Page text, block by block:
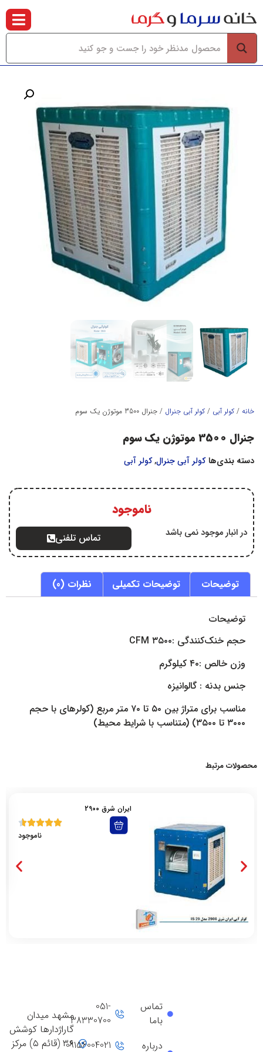
خانه / کولر آبي / كولر آبي جنرال / جنرال 3500 موتوژن یک سوم
جنرال 3500 موتوژن یک سوم
دسته بندی‌ها كولر آبي جنرال,کولر آبي
ناموجود
در انبار موجود نمی باشد تماس تلفنی
توضیحات توضیحات تکمیلی نظرات (0)
توضیحات
حجم خنک‌کنندگی :۳۵۰۰ CFM
وزن خالص :۴۰ کیلوگرم
جنس بدنه : گالوانیزه
مناسب برای متراژ بین ۵۰ تا ۷۰ متر مربع (کولرهای با حجم
۳۰۰۰ تا ۳۵۰۰) (متناسب با شرایط محیط)
محصولات مرتبط
ایران شرق 2900
ناموجود
مشهد میدان
گاراژدارها کوشش
۳۶ (قائم ۵) مرکز
051-
38330700
09156004021
تماس
باما
درباره